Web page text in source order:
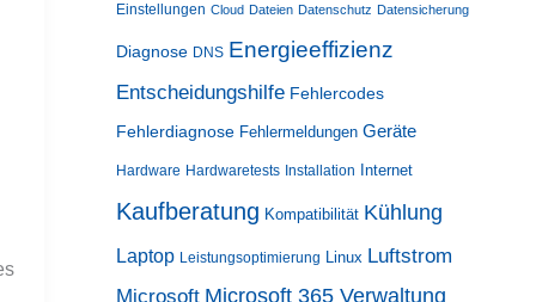
Einstellungen Cloud Dateien Datenschutz Datensicherung
Diagnose DNS Energieeffizienz
Entscheidungshilfe Fehlercodes
Fehlerdiagnose Fehlermeldungen Geräte
Hardware Hardwaretests Installation Internet
Kaufberatung Kompatibilität Kühlung
Laptop Leistungsoptimierung Linux Luftstrom
Microsoft Microsoft 365 Verwaltung